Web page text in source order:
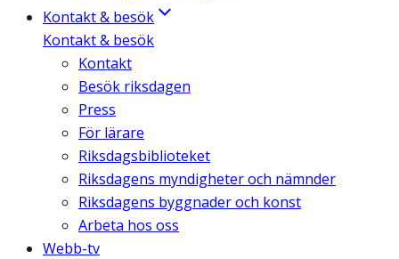
Kontakt & besök
Kontakt & besök
Kontakt
Besök riksdagen
Press
För lärare
Riksdagsbiblioteket
Riksdagens myndigheter och nämnder
Riksdagens byggnader och konst
Arbeta hos oss
Webb-tv